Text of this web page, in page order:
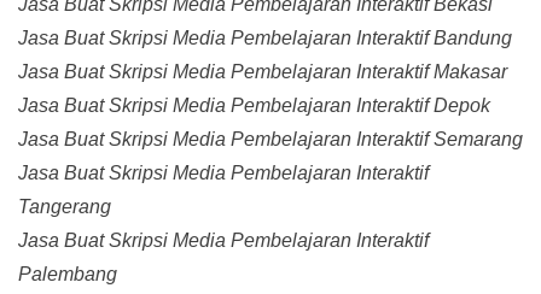
Jasa Buat Skripsi Media Pembelajaran Interaktif Bekasi
Jasa Buat Skripsi Media Pembelajaran Interaktif Bandung
Jasa Buat Skripsi Media Pembelajaran Interaktif Makasar
Jasa Buat Skripsi Media Pembelajaran Interaktif Depok
Jasa Buat Skripsi Media Pembelajaran Interaktif Semarang
Jasa Buat Skripsi Media Pembelajaran Interaktif
Tangerang
Jasa Buat Skripsi Media Pembelajaran Interaktif
Palembang